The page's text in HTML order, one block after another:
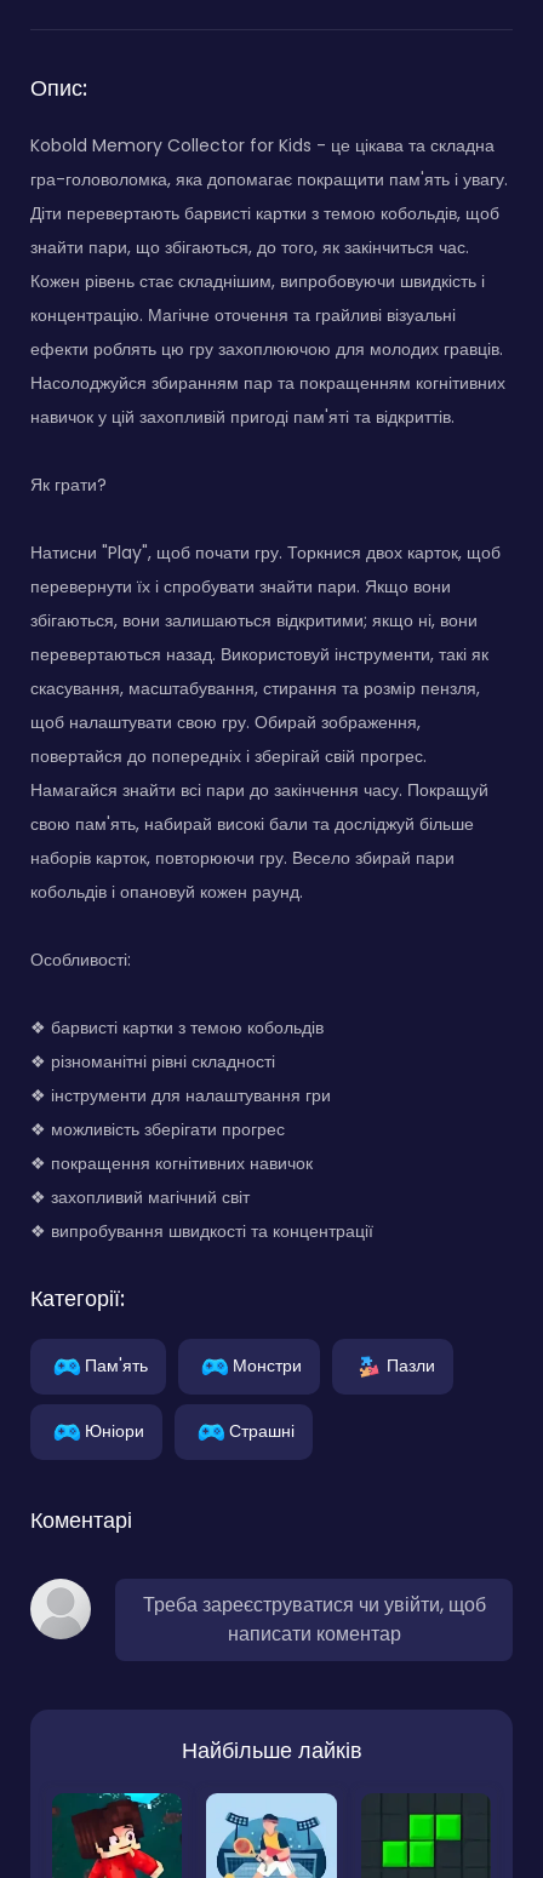
Опис:
Kobold Memory Collector for Kids - це цікава та складна
гра-головоломка, яка допомагає покращити пам'ять і увагу.
Діти перевертають барвисті картки з темою кобольдів, щоб
знайти пари, що збігаються, до того, як закінчиться час.
Кожен рівень стає складнішим, випробовуючи швидкість і
концентрацію. Магічне оточення та грайливі візуальні
ефекти роблять цю гру захоплюючою для молодих гравців.
Насолоджуйся збиранням пар та покращенням когнітивних
навичок у цій захопливій пригоді пам'яті та відкриттів.
Як грати?
Натисни "Play", щоб почати гру. Торкнися двох карток, щоб
перевернути їх і спробувати знайти пари. Якщо вони
збігаються, вони залишаються відкритими; якщо ні, вони
перевертаються назад. Використовуй інструменти, такі як
скасування, масштабування, стирання та розмір пензля,
щоб налаштувати свою гру. Обирай зображення,
повертайся до попередніх і зберігай свій прогрес.
Намагайся знайти всі пари до закінчення часу. Покращуй
свою пам'ять, набирай високі бали та досліджуй більше
наборів карток, повторюючи гру. Весело збирай пари
кобольдів і опановуй кожен раунд.
Особливості:
❖ барвисті картки з темою кобольдів
❖ різноманітні рівні складності
❖ інструменти для налаштування гри
❖ можливість зберігати прогрес
❖ покращення когнітивних навичок
❖ захопливий магічний світ
❖ випробування швидкості та концентрації
Категорії:
Пам'ять Монстри Пазли
Юніори Страшні
Коментарі
Треба зареєструватися чи увійти, щоб
написати коментар
Найбільше лайків